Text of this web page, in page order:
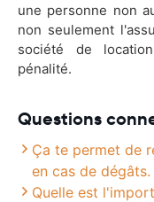
une personne non
non seulement
société de
pénalité.
Questions
Ça te permet de
en cas de dégâts.
Quelle est